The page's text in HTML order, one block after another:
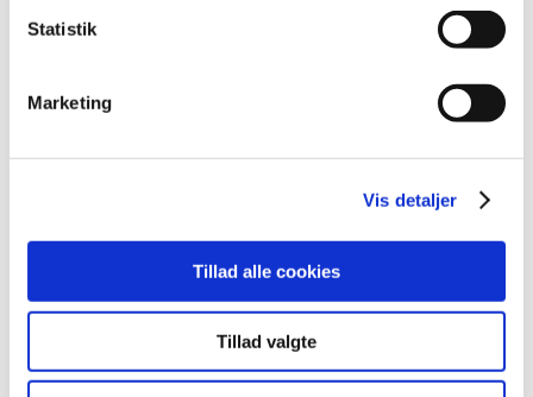
Statistik
Marketing
Vis detaljer
Tillad alle cookies
Tillad valgte
2025 (158)
2023 (195)
2017 (167)